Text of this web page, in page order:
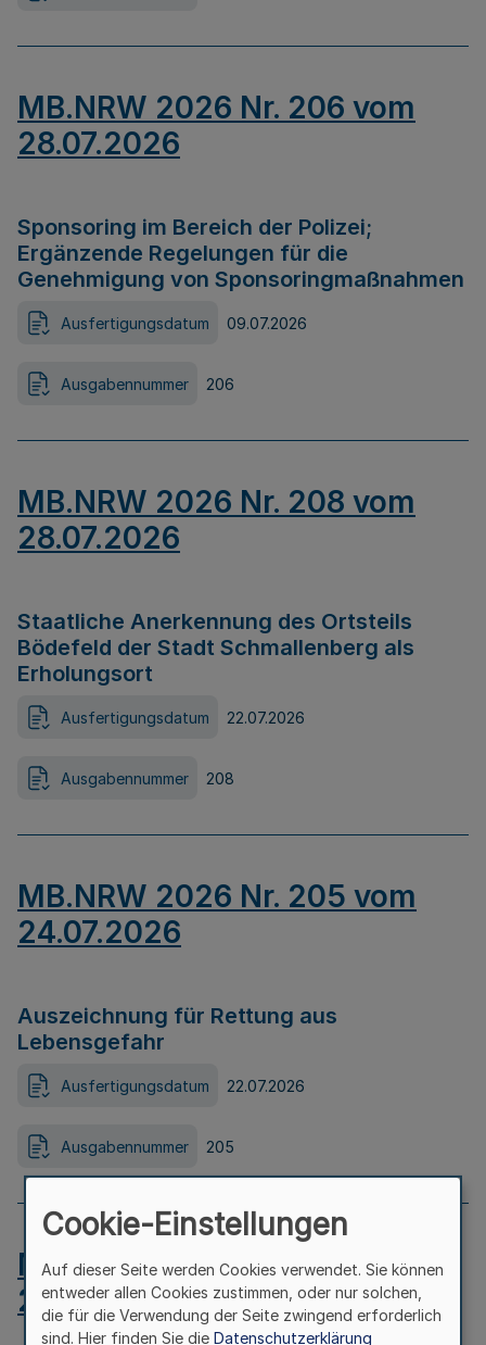
MB.NRW 2026 Nr. 206 vom
28.07.2026
Sponsoring im Bereich der Polizei;
Ergänzende Regelungen für die
Genehmigung von Sponsoringmaßnahmen
Ausfertigungsdatum 09.07.2026
Ausgabennummer 206
MB.NRW 2026 Nr. 208 vom
28.07.2026
Staatliche Anerkennung des Ortsteils
Bödefeld der Stadt Schmallenberg als
Erholungsort
Ausfertigungsdatum 22.07.2026
Ausgabennummer 208
MB.NRW 2026 Nr. 205 vom
24.07.2026
Auszeichnung für Rettung aus
Lebensgefahr
Ausfertigungsdatum 22.07.2026
Ausgabennummer 205
MB.NRW 2026 Nr. 204 vom
24.07.2026
Cookie-Einstellungen
Auf dieser Seite werden Cookies verwendet. Sie können
entweder allen Cookies zustimmen, oder nur solchen,
die für die Verwendung der Seite zwingend erforderlich
sind. Hier finden Sie die Datenschutzerklärung